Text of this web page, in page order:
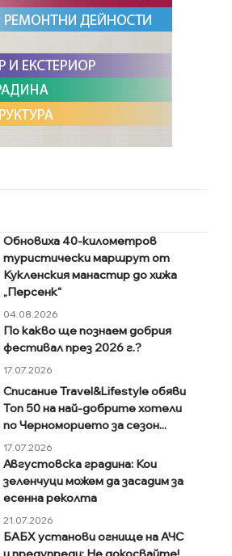
Обновиха 40-километров
туристически маршрут от
Кукленския манастир до хижа
„Персенк“
04.08.2026
По какво ще познаем добрия
фестивал през 2026 г.?
17.07.2026
Списание Travel&Lifestyle обяви
Топ 50 на най-добрите хотели
по Черноморието за сезон...
17.07.2026
Августовска градина: Кои
зеленчуци можем да засадим за
есенна реколта
21.07.2026
БАБХ установи огнище на АЧС